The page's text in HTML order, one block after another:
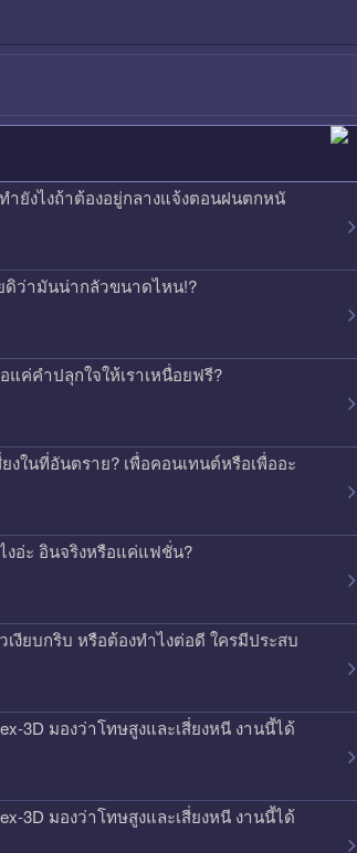
ยังไงถ้าต้องอยู่กลางแจ้งตอนฝนตกหนั
ดิว่ามันน่ากลัวขนาดไหน!?
แค่คำปลุกใจให้เราเหนื่อยฟรี?
งในที่อันตราย? เพื่อคอนเทนต์หรือเพื่ออะ
งอ่ะ อินจริงหรือแค่แฟชั่น?
งียบกริบ หรือต้องทำไงต่อดี ใครมีประสบ
3D มองว่าโทษสูงและเสี่ยงหนี งานนี้ได้
3D มองว่าโทษสูงและเสี่ยงหนี งานนี้ได้